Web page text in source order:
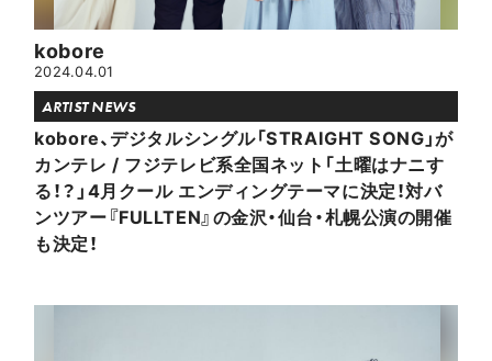
kobore
2024.04.01
ARTIST NEWS
kobore、デジタルシングル「STRAIGHT SONG」が
カンテレ / フジテレビ系全国ネット「土曜はナニす
る！？」4月クール エンディングテーマに決定！対バ
ンツアー『FULLTEN』の金沢・仙台・札幌公演の開催
も決定！